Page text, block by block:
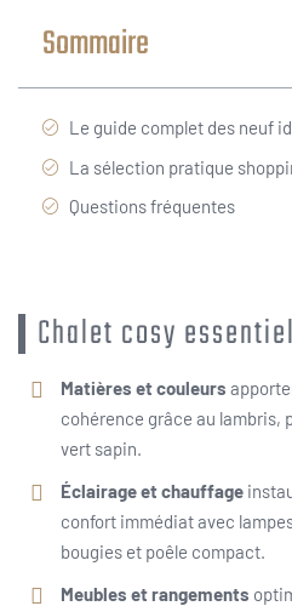
Sommaire
Questions fréquentes
Chalet cosy essentiel
Matières et couleurs
cohérence grâce au
vert sapin.
Éclairage et chauffage
confort immédiat avec
bougies et poêle compact.
Meubles et rangements